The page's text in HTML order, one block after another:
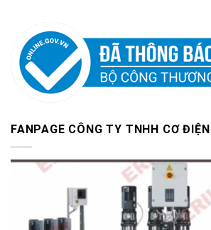
FANPAGE CÔNG TY TNHH CƠ